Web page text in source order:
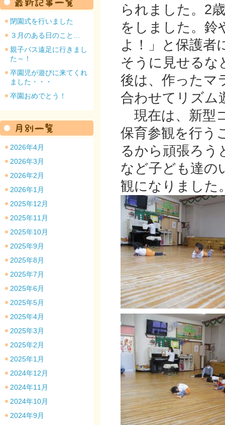
られました。2
をしました。鈴
よ！」と保護者
そうに見せるな
後は、作ったマ
合わせてリズム
現在は、新型
保育参観を行う
るから頑張ろう
など子ども達の
観になりました
園のトップ
閉園式を行いました
３月のある日のこと…
親子バス遠足に行きまし
た～！
卒園児が遊びに来てくれ
ました・・・
卒園おめでとう！
2026年4月
2026年3月
2026年2月
2026年1月
2025年12月
2025年11月
2025年10月
2025年9月
2025年8月
2025年7月
2025年6月
2025年5月
2025年4月
2025年3月
2025年2月
2025年1月
2024年12月
2024年11月
2024年10月
2024年9月